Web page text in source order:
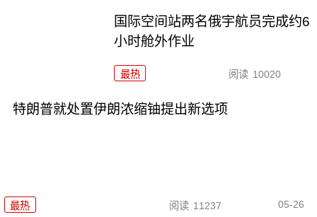
国际空间站两名俄宇航员完成约6
小时舱外作业
最热 阅读 10020
特朗普就处置伊朗浓缩铀提出新选项
最热 阅读 11237 05-26